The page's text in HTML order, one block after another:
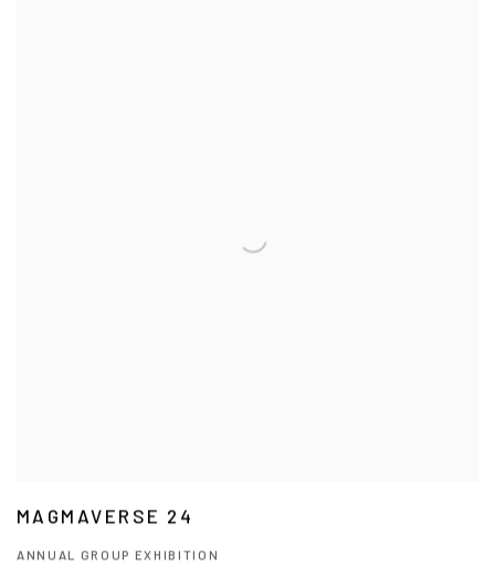
MAGMAVERSE 24
ANNUAL GROUP EXHIBITION